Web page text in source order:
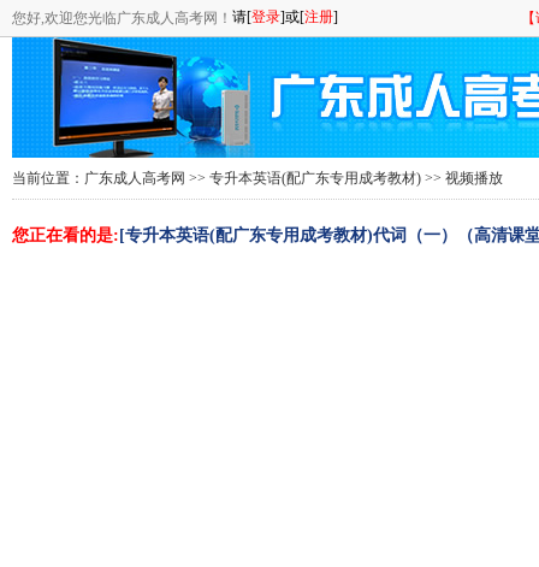
您好,欢迎您光临广东成人高考网！
当前位置： 广东成人高考网 >> 专升本英语(配广东专用成考教材) >> 视频播放
您正在看的是: [专升本英语(配广东专用成考教材)代词（一）（高清课